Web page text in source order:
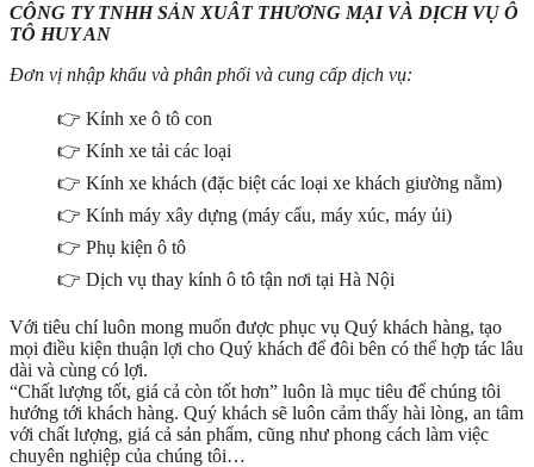
CÔNG TY TNHH SẢN XUÂT THƯƠNG MẠI VÀ DỊCH VỤ Ô
TÔ HUY AN
Đơn vị nhập khẩu và phân phối và cung cấp dịch vụ:
👉 Kính xe ô tô con
👉 Kính xe tải các loại
👉 Kính xe khách (đặc biệt các loại xe khách giường nằm)
👉 Kính máy xây dựng (máy cẩu, máy xúc, máy ủi)
👉 Phụ kiện ô tô
👉 Dịch vụ thay kính ô tô tận nơi tại Hà Nội
Với tiêu chí luôn mong muốn được phục vụ Quý khách hàng, tạo
mọi điều kiện thuận lợi cho Quý khách để đôi bên có thể hợp tác lâu
dài và cùng có lợi.
“Chất lượng tốt, giá cả còn tốt hơn” luôn là mục tiêu để chúng tôi
hướng tới khách hàng. Quý khách sẽ luôn cảm thấy hài lòng, an tâm
với chất lượng, giá cả sản phẩm, cũng như phong cách làm việc
chuyên nghiệp của chúng tôi…